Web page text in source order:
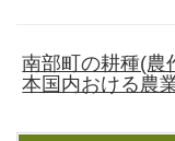
南部町の耕種(農
本国内おける農